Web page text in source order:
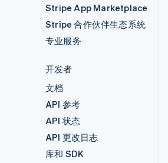
Stripe App Marketplace
Stripe 合作伙伴生态系统
专业服务
开发者
文档
API 参考
API 状态
API 更改日志
库和 SDK